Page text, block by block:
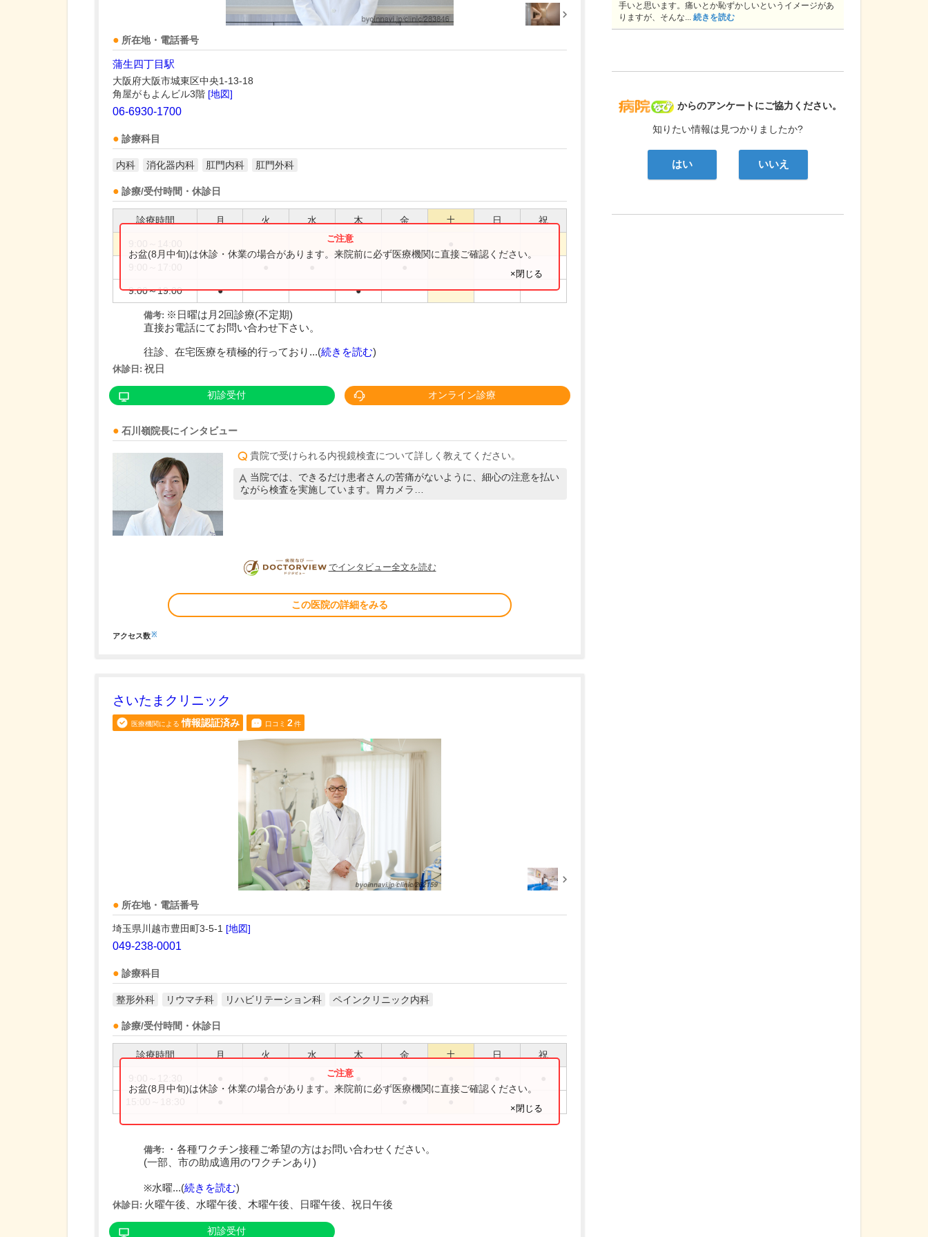
所在地・電話番号
蒲生四丁目駅
大阪府大阪市城東区中央1-13-18
角屋がもよんビル3階 [地図]
06-6930-1700
診療科目
内科 消化器内科 肛門内科 肛門外科
診療/受付時間・休診日
診療時間 月 火 水 木 金 土 日 祝
9:00～19:00 ● ●
お盆(8月中旬)は休診・休業の場合があります。来院前に必ず医療機関に直接ご確認ください。
×閉じる
備考: ※日曜は月2回診療(不定期)
直接お電話にてお問い合わせ下さい。
往診、在宅医療を積極的行っており...(続きを読む)
休診日: 祝日
初診受付 オンライン診療
石川嶺院長にインタビュー
貴院で受けられる内視鏡検査について詳しく教えてください。
当院では、できるだけ患者さんの苦痛がないように、細心の注意を払い
ながら検査を実施しています。胃カメラ…
DOCTORVIEW
でインタビュー全文を読む
この医院の詳細をみる
アクセス数※
さいたまクリニック
医療機関による 情報認証済み 口コミ 2件
所在地・電話番号
埼玉県川越市豊田町3-5-1 [地図]
049-238-0001
診療科目
整形外科 リウマチ科 リハビリテーション科 ペインクリニック内科
診療/受付時間・休診日
診療時間 月 火 水 木 金 土 日 祝
お盆(8月中旬)は休診・休業の場合があります。来院前に必ず医療機関に直接ご確認ください。
×閉じる
備考:
・各種ワクチン接種ご希望の方はお問い合わせください。
(一部、市の助成適用のワクチンあり)
※水曜...(続きを読む)
休診日: 火曜午後、水曜午後、木曜午後、日曜午後、祝日午後
初診受付
病院なび
からのアンケートにご協力ください。
知りたい情報は見つかりましたか?
はい いいえ
手いと思います。痛いとか恥ずかしいというイメージがあ
りますが、そんな... 続きを読む